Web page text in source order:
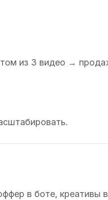
из 3 видео →
в боте, креативы